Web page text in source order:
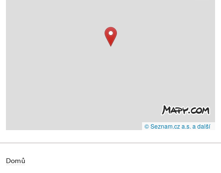
© Seznam.cz a.s. a další
Domů